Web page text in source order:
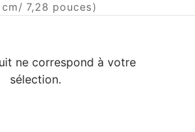
cm/ 7,28 pouces)
ne correspond à votre
sélection.